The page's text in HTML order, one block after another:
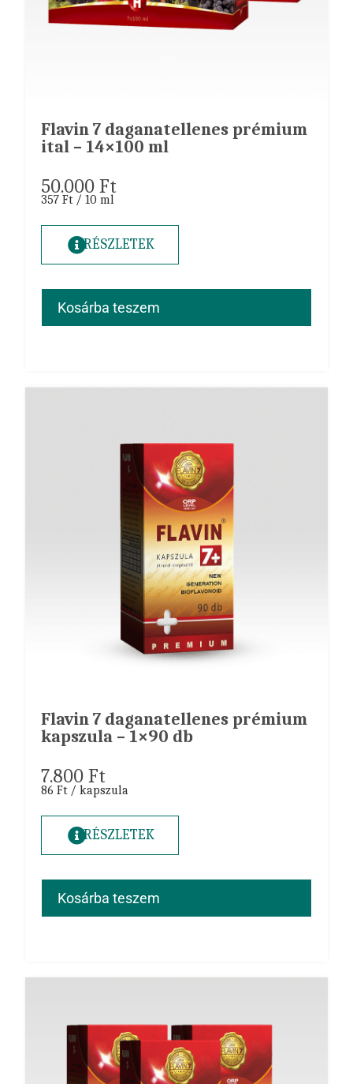
Flavin 7 daganatellenes prémium
ital – 14×100 ml
50.000Ft
357 Ft / 10 ml
RÉSZLETEK
Kosárba teszem
Flavin 7 daganatellenes prémium
kapszula – 1×90 db
7.800Ft
86 Ft / kapszula
RÉSZLETEK
Kosárba teszem